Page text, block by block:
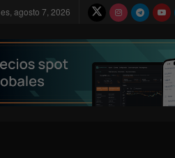
agosto 7, 2026